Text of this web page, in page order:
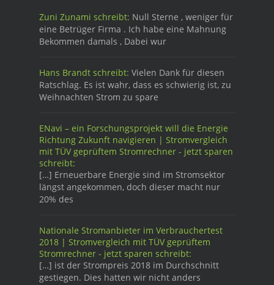
Zuni Zunami schreibt: Null Sterne , weniger für
eine Betrüger Firma . Ich habe eine Mahnung
Bekommen damals , Dabei wur
Hans Brandt schreibt: Vielen Dank für diesen
Ratschlag. Es ist wahr, dass es schwierig ist, zu
Weihnachten Strom zu spare
ENavi – ein Forschungsprojekt will die Energie
Richtung Zukunft navigieren | Stromvergleich
mit TÜV geprüftem Stromrechner - jetzt sparen
schreibt:
[…] Erneuerbare Energie sind im Stromsektor
längst angekommen, doch dieser macht nur
20% des
Nationale Stromanbieter im Verbrauchertest
2018 | Stromvergleich mit TÜV geprüftem
Stromrechner - jetzt sparen schreibt:
[…] ist der Strompreis 2018 im Durchschnitt
gestiegen. Dies hatten wir nicht anders